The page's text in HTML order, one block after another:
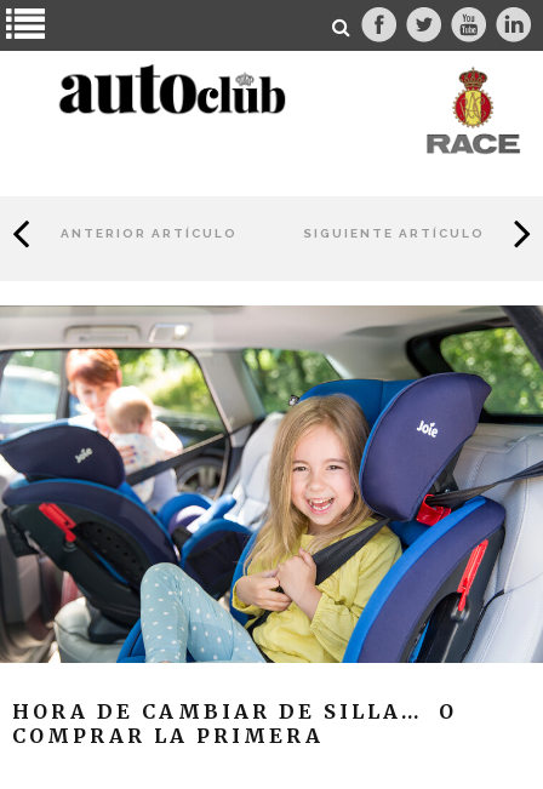
ANTERIOR ARTÍCULO SIGUIENTE ARTÍCULO
HORA DE CAMBIAR DE SILLA… O
COMPRAR LA PRIMERA